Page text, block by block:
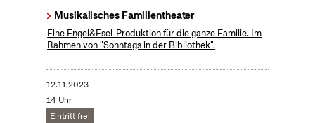
Musikalisches Familientheater
Eine Engel&Esel-Produktion für die ganze Familie. Im
Rahmen von "Sonntags in der Bibliothek".
12.11.2023
14 Uhr
Eintritt frei